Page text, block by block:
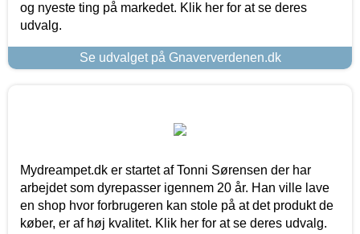
og nyeste ting på markedet. Klik her for at se deres
udvalg.
Se udvalget på Gnaververdenen.dk
Mydreampet.dk er startet af Tonni Sørensen der har
arbejdet som dyrepasser igennem 20 år. Han ville lave
en shop hvor forbrugeren kan stole på at det produkt de
køber, er af høj kvalitet. Klik her for at se deres udvalg.